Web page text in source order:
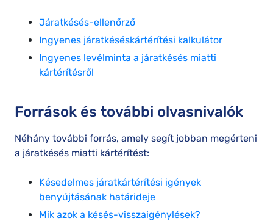
Járatkésés-ellenőrző
Ingyenes járatkéséskártérítési kalkulátor
Ingyenes levélminta a járatkésés miatti
kártérítésről
Források és további olvasnivalók
Néhány további forrás, amely segít jobban megérteni
a járatkésés miatti kártérítést:
Késedelmes járatkártérítési igények
benyújtásának határideje
Mik azok a késés-visszaigénylések?